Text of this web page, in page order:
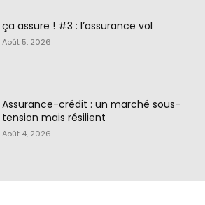
ça assure ! #3 : l’assurance vol
Août 5, 2026
Assurance-crédit : un marché sous-
tension mais résilient
Août 4, 2026